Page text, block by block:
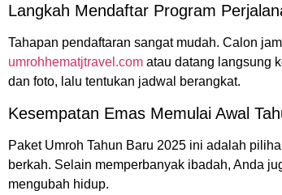
Langkah Mendaftar Program
Tahapan pendaftaran sangat mudah. Calon
umrohhematjtravel.com atau datang langsung
dan foto, lalu tentukan jadwal berangkat.
Kesempatan Emas Memulai Awal
Paket Umroh Tahun Baru 2025 ini adalah
berkah. Selain memperbanyak ibadah, Anda
mengubah hidup.